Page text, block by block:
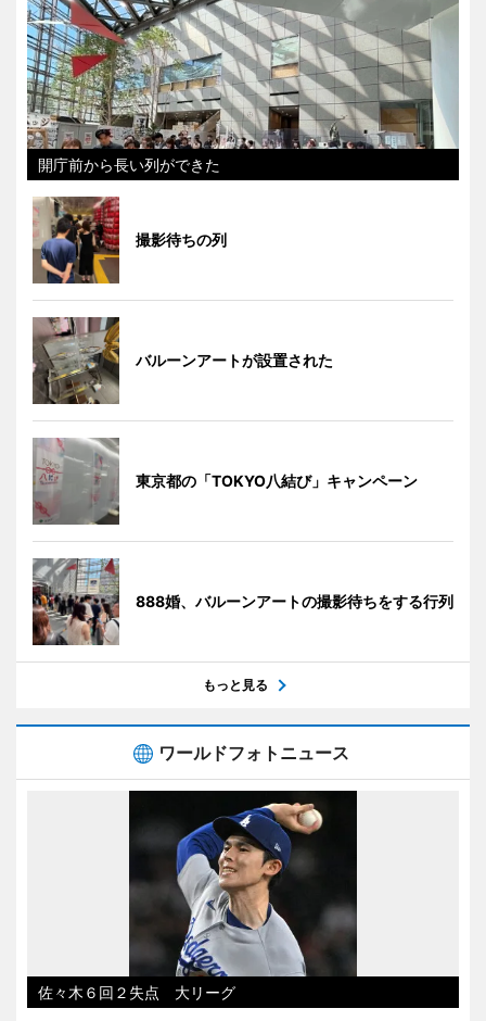
開庁前から長い列ができた
撮影待ちの列
バルーンアートが設置された
東京都の「TOKYO八結び」キャンペーン
888婚、バルーンアートの撮影待ちをする行列
もっと見る
ワールドフォトニュース
佐々木６回２失点 大リーグ